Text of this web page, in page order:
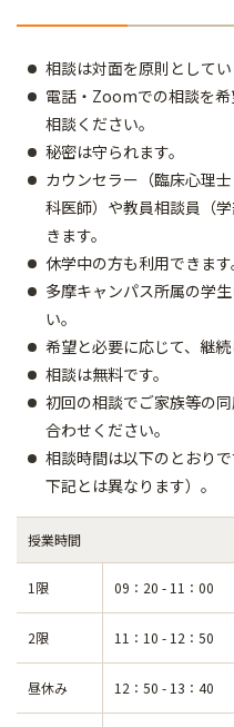
相談は対面を原則としてい
電話・Zoomでの相談を
相談ください。
秘密は守られます。
カウンセラー（臨床心理
科医師）や教員相談員（
きます。
休学中の方も利用できます
多摩キャンパス所属の学
い。
希望と必要に応じて、継続
相談は無料です。
初回の相談でご家族等の
合わせください。
相談時間は以下のとおり
下記とは異なります）。
授業時間
1限 09：20 - 11：00
2限 11：10 - 12：50
昼休み 12：50 - 13：40